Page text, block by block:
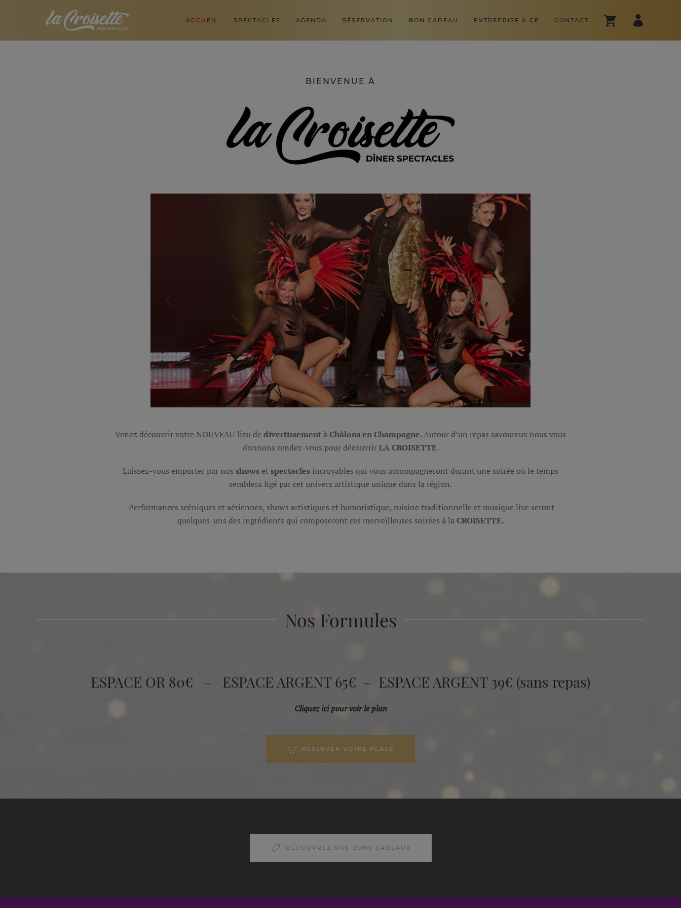
ACCUEIL SPECTACLES AGENDA RÉSERVATION BON CADEAU ENTREPRISE & CE CONTACT
BIENVENUE À
Venez découvrir votre NOUVEAU lieu de divertissement àChâlons en Champagne. Autour d’un repas savoureux nous vous
donnons rendez-vous pour découvrirLA CROISETTE.
Laissez-vous emporter par nos shows etspectacles incroyables qui vous accompagneront durant une soirée où le temps
semblera figé par cet univers artistique unique dans la région.
Performances scéniques et aériennes, shows artistiques et humoristique, cuisine traditionnelle et musique live seront
quelques-uns des ingrédients qui composeront ces merveilleuses soirées à laCROISETTE.
Nos Formules
ESPACE OR 80€ – ESPACE ARGENT 65€ – ESPACE ARGENT 39€ (sans repas)
Cliquez ici pour voir le plan
RÉSERVER VOTRE PLACE
DÉCOUVREZ NOS BONS CADEAUX